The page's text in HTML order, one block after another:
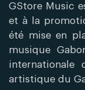
GStore Music
et à la
été mise en
musique
internationale
artistique du